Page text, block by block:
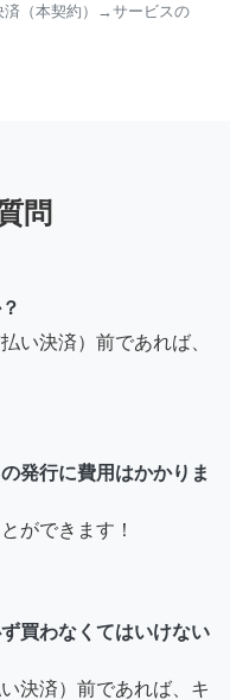
済（本契約）→サービスの
問
い決済）前であれば、
発行に費用はかかりま
ができます！
買わなくてはいけない
決済）前であれば、キ